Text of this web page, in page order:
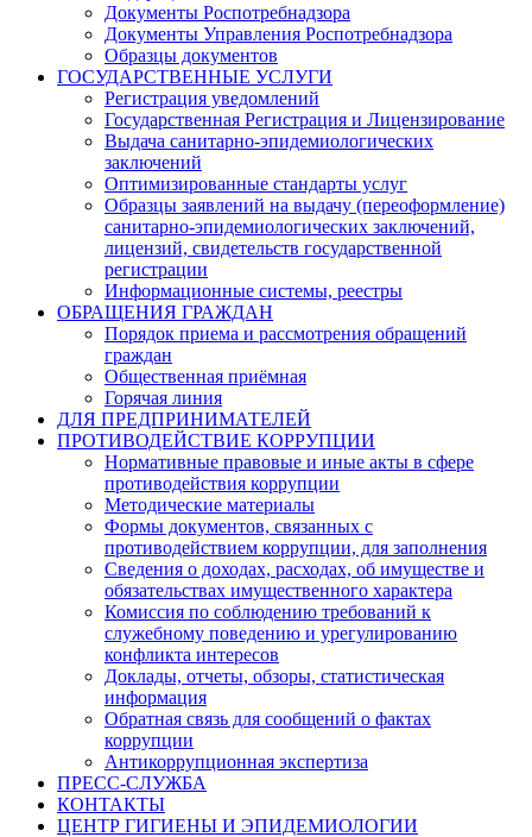
Документы Роспотребнадзора
Документы Управления Роспотребнадзора
Образцы документов
ГОСУДАРСТВЕННЫЕ УСЛУГИ
Регистрация уведомлений
Государственная Регистрация и Лицензирование
Выдача санитарно-эпидемиологических
заключений
Оптимизированные стандарты услуг
Образцы заявлений на выдачу (переоформление)
санитарно-эпидемиологических заключений,
лицензий, свидетельств государственной
регистрации
Информационные системы, реестры
ОБРАЩЕНИЯ ГРАЖДАН
Порядок приема и рассмотрения обращений
граждан
Общественная приёмная
Горячая линия
ДЛЯ ПРЕДПРИНИМАТЕЛЕЙ
ПРОТИВОДЕЙСТВИЕ КОРРУПЦИИ
Нормативные правовые и иные акты в сфере
противодействия коррупции
Методические материалы
Формы документов, связанных с
противодействием коррупции, для заполнения
Сведения о доходах, расходах, об имуществе и
обязательствах имущественного характера
Комиссия по соблюдению требований к
служебному поведению и урегулированию
конфликта интересов
Доклады, отчеты, обзоры, статистическая
информация
Обратная связь для сообщений о фактах
коррупции
Антикоррупционная экспертиза
ПРЕСС-СЛУЖБА
КОНТАКТЫ
ЦЕНТР ГИГИЕНЫ И ЭПИДЕМИОЛОГИИ